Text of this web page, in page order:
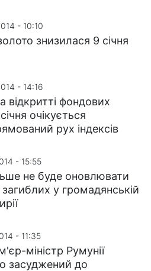
- 10:10
знизилася 9 січня
- 14:16
фондових
очікується
рух індексів
- 15:55
не буде оновлювати
загиблих у громадянській
- 11:35
міністр Румунії
засуджений до